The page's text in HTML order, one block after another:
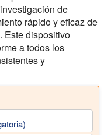
de
rápido y eficaz de
Este dispositivo
a todos los
y